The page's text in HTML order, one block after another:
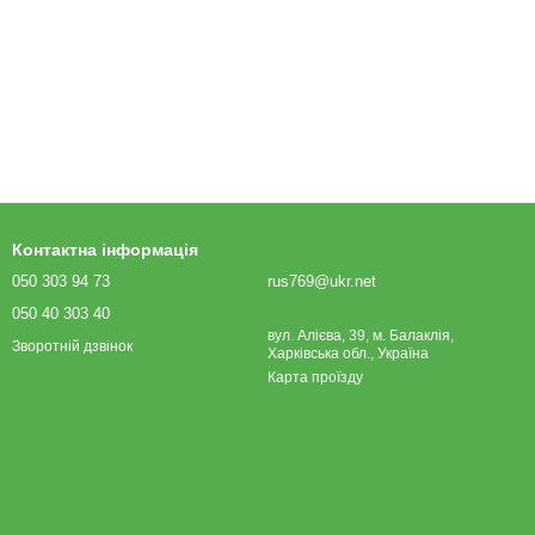
Контактна інформація
050 303 94 73
050 40 303 40
Зворотній дзвінок
rus769@ukr.net
вул. Алієва, 39, м. Балаклія,
Харківська обл., Україна
Карта проїзду